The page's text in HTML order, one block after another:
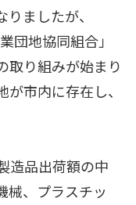
ましたが、
団地協同組合」
取り組みが始まり
市内に存在し、
造品出荷額の中
械、プラスチッ